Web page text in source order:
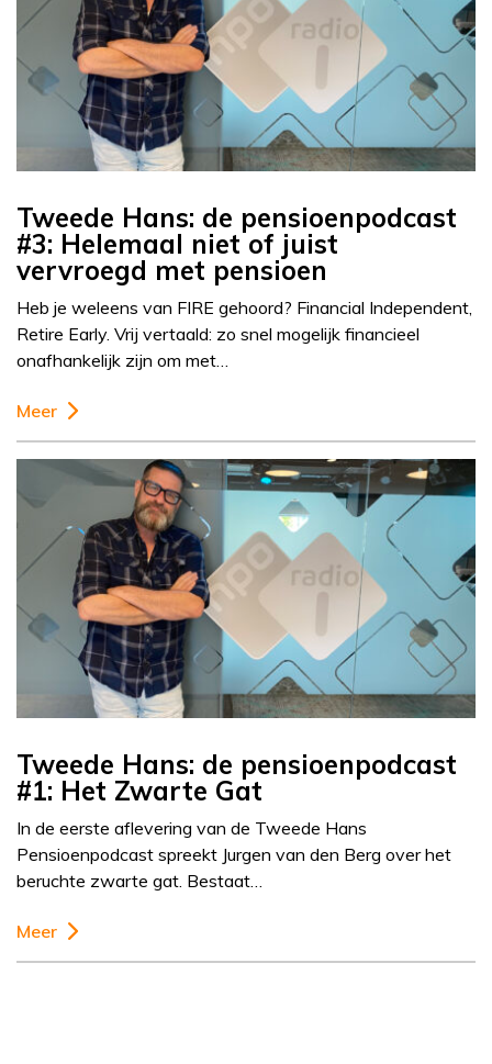
Tweede Hans: de pensioenpodcast
#3: Helemaal niet of juist
vervroegd met pensioen
Heb je weleens van FIRE gehoord? Financial Independent,
Retire Early. Vrij vertaald: zo snel mogelijk financieel
onafhankelijk zijn om met…
Meer
Tweede Hans: de pensioenpodcast
#1: Het Zwarte Gat
In de eerste aflevering van de Tweede Hans
Pensioenpodcast spreekt Jurgen van den Berg over het
beruchte zwarte gat. Bestaat…
Meer